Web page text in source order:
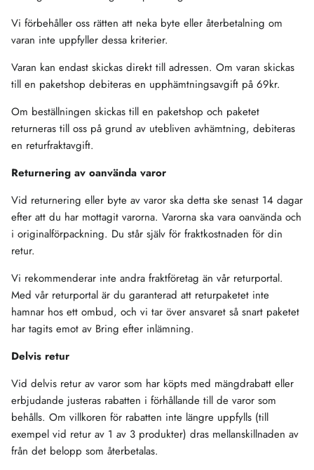
Vi förbehåller oss rätten att neka byte eller återbetalning om
varan inte uppfyller dessa kriterier.
Varan kan endast skickas direkt till adressen. Om varan skickas
till en paketshop debiteras en upphämtningsavgift på 69kr.
Om beställningen skickas till en paketshop och paketet
returneras till oss på grund av utebliven avhämtning, debiteras
en returfraktavgift.
Returnering av oanvända varor
Vid returnering eller byte av varor ska detta ske senast 14 dagar
efter att du har mottagit varorna. Varorna ska vara oanvända och
i originalförpackning. Du står själv för fraktkostnaden för din
retur.
Vi rekommenderar inte andra fraktföretag än vår returportal.
Med vår returportal är du garanterad att returpaketet inte
hamnar hos ett ombud, och vi tar över ansvaret så snart paketet
har tagits emot av Bring efter inlämning.
Delvis retur
Vid delvis retur av varor som har köpts med mängdrabatt eller
erbjudande justeras rabatten i förhållande till de varor som
behålls. Om villkoren för rabatten inte längre uppfylls (till
exempel vid retur av 1 av 3 produkter) dras mellanskillnaden av
från det belopp som återbetalas.